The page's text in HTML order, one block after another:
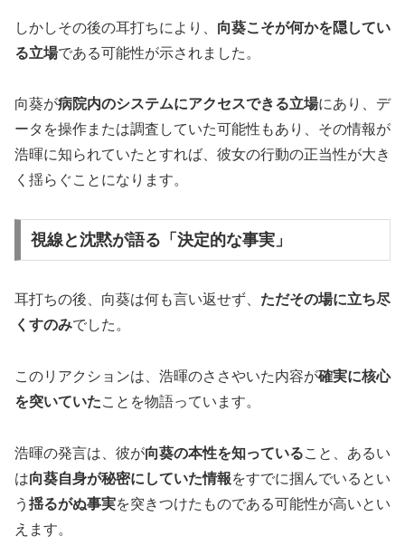
しかしその後の耳打ちにより、 向葵こそが何かを隠してい
る立場である可能性が示されました。
向葵が病院内のシステムにアクセスできる立場にあり、デ
ータを操作または調査していた可能性もあり、その情報が
浩暉に知られていたとすれば、彼女の行動の正当性が大き
く揺らぐことになります。
視線と沈黙が語る「決定的な事実」
耳打ちの後、向葵は何も言い返せず、 ただその場に立ち尽
くすのみでした。
このリアクションは、浩暉のささやいた内容が確実に核心
を突いていたことを物語っています。
浩暉の発言は、彼が向葵の本性を知っていること、あるい
は向葵自身が秘密にしていた情報をすでに掴んでいるとい
う 揺るがぬ事実を突きつけたものである可能性が高いとい
えます。